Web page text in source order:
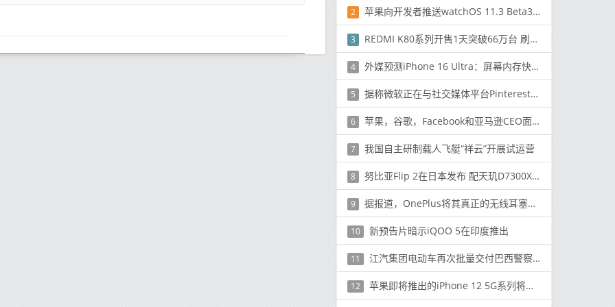
2 苹果向开发者推送watchOS 11.3 Beta3 公众版1月底见
3 REDMI K80系列开售1天突破66万台 刷新K系列首销纪录
4 外媒预测iPhone 16 Ultra：屏幕内存快充都是“超大号”
5 据称微软正在与社交媒体平台Pinterest进行谈判
6 苹果，谷歌，Facebook和亚马逊CEO面临明天的反托拉斯调查
7 我国自主研制载人飞艇“祥云”开展试运营
8 努比亚Flip 2在日本发布 配天玑D7300X 约售3000元起
9 据报道，OnePlus将其真正的无线耳塞称为``OnePlus Buds''
10 新预告片暗示iQOO 5在印度推出
11 江汽集团电动车再次批量交付巴西警察局 涂装很霸气
12 苹果即将推出的iPhone 12 5G系列将配备OLED显示屏